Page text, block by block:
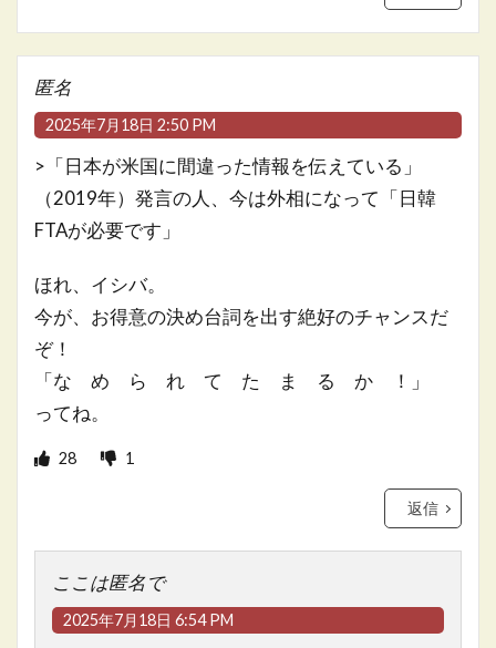
匿名
2025年7月18日 2:50 PM
>「日本が米国に間違った情報を伝えている」
（2019年）発言の人、今は外相になって「日韓
FTAが必要です」
ほれ、イシバ。
今が、お得意の決め台詞を出す絶好のチャンスだ
ぞ！
「な め ら れ て た ま る か ！」
ってね。
28 1
返信
ここは匿名で
2025年7月18日 6:54 PM